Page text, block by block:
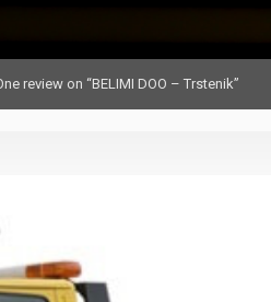
review on “BELIMI DOO – Trstenik”